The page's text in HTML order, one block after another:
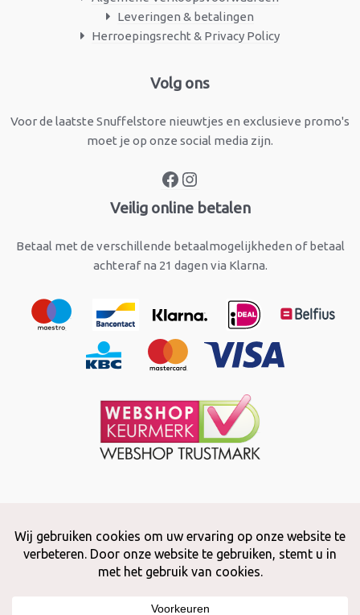
Leveringen & betalingen
Herroepingsrecht & Privacy Policy
Volg ons
Voor de laatste Snuffelstore nieuwtjes en exclusieve promo's
moet je op onze social media zijn.
Facebook
Veilig online betalen
Betaal met de verschillende betaalmogelijkheden of betaal
achteraf na 21 dagen via Klarna.
Copyright © 2026 Snuffelstore
Adax BV - 0032 (0)50 66 56 51 -info@snuffelstore.be